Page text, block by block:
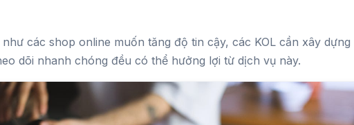
các shop online muốn tăng độ tin cậy, các KOL cần xây
dõi nhanh chóng đều có thể hưởng lợi từ dịch vụ này.